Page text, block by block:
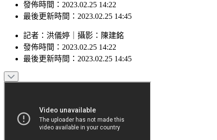
記者：洪儀婷｜攝影：陳建銘
發佈時間：2023.02.25 14:22
記者：洪儀婷｜攝影：陳建銘
發佈時間：2023.02.25 14:22